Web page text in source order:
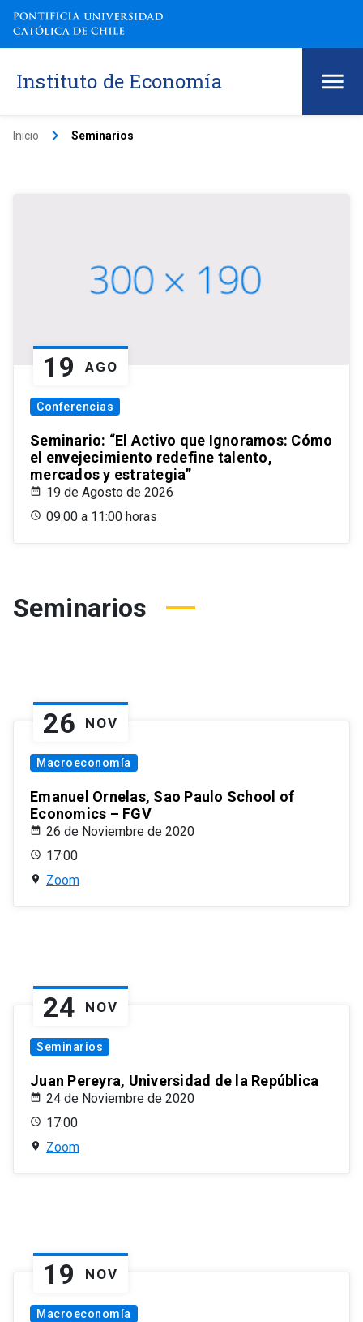
Instituto de Economía
Inicio keyboard_arrow_right Seminarios
19 AGO
Conferencias
Seminario: “El Activo que Ignoramos: Cómo
el envejecimiento redefine talento,
mercados y estrategia”
19 de Agosto de 2026
09:00 a 11:00 horas
Seminarios
26 NOV
Macroeconomía
Emanuel Ornelas, Sao Paulo School of
Economics – FGV
26 de Noviembre de 2020
17:00
Zoom
24 NOV
Seminarios
Juan Pereyra, Universidad de la República
24 de Noviembre de 2020
17:00
Zoom
19 NOV
Macroeconomía